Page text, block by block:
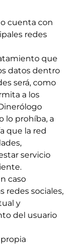
cuenta con
redes
que
datos dentro
será, como
a los
lo prohíba, a
que la red
servicio
caso
redes sociales,
y
del usuario